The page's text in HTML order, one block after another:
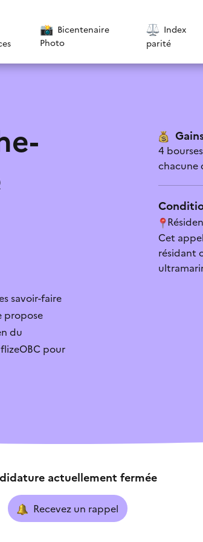
Bicentenaire
Photo
Index
parité
Le contenu est explicite
savoir-faire
propose
du
pour
4
chacune
Cet
résidant
actuellement fermée
Recevez un rappel